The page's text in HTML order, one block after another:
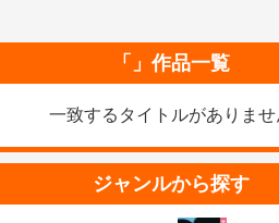
「」作品一覧
一致するタイトルがありませ
ジャンルから探す